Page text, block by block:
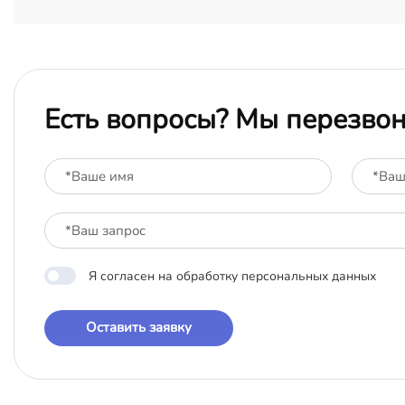
Есть вопросы? Мы
Я согласен на обработку персональных данных
Оставить заявку